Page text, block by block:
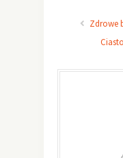
Zdrowe